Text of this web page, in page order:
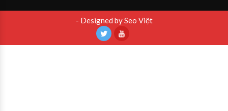
- Designed by Seo Việt